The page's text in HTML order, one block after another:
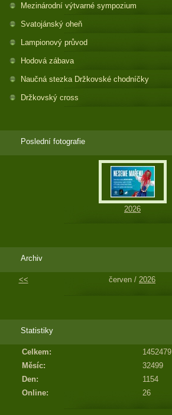
Mezinárodní výtvarné sympozium
Svatojánský oheň
Lampionový průvod
Hodová zábava
Naučná stezka Držkovské chodníčky
Držkovský cross
Poslední fotografie
2026
Archiv
<< červen / 2026
Statistiky
Online: 26
Celkem:
1452479
Měsíc:
32499
Den:
1154